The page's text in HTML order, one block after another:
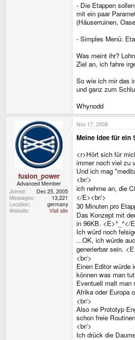
- Die Etappen
mit ein paar
(Häuserruinen,
- Simples Menü:
Was meint ihr?
Ziel an, ich fahre
So wie ich mir das
und ganz zum
Whynodd
fusion_power
Advanced Member
Joined
Dec 25, 2005
Messages
13,221
Location
germany
Website
Visit site
Nov 17, 2008
Meine Idee für ein
<r>Hört sich für
immer noch viel zu
Und ich mag
<br/>
ich nehme an, die
</E><br/>
30 Minuten pro
Das Konzept mit
in 96KB. <E>^_^</
Ich würd noch
...OK, ich würde
generierbar sein.
<br/>
Einen Editor würde
können was man
Eventuell malt man
Afrika oder Europa
<br/>
Also ne Prototyp
schon freie
<br/>
Ich drück die